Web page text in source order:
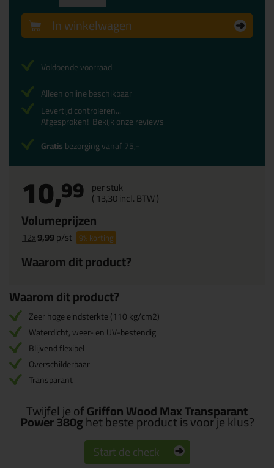
10,99 per stuk
( 13,30incl. BTW )
Volumeprijzen
12x9,99p/st 9%korting
Waarom dit product?
In winkelwagen
Voldoende voorraad
Alleen online beschikbaar
Levertijd controleren...
Afgesproken! Bekijk onze reviews
Gratisbezorging vanaf 75,-
Waarom dit product?
Zeer hoge eindsterkte (110 kg/cm2)
Waterdicht, weer- en UV-bestendig
Blijvend flexibel
Overschilderbaar
Transparant
Twijfel je ofGriffon Wood Max Transparant
Power 380ghet beste product is voor je klus?
Start de check